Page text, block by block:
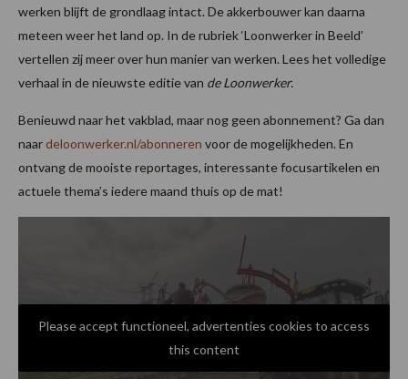
werken blijft de grondlaag intact. De akkerbouwer kan daarna
meteen weer het land op. In de rubriek ‘Loonwerker in Beeld’
vertellen zij meer over hun manier van werken. Lees het volledige
verhaal in de nieuwste editie van de Loonwerker.
Benieuwd naar het vakblad, maar nog geen abonnement? Ga dan
naardeloonwerker.nl/abonneren voor de mogelijkheden. En
ontvang de mooiste reportages, interessante focusartikelen en
actuele thema’s iedere maand thuis op de mat!
Please accept functioneel, advertenties cookies to access
this content